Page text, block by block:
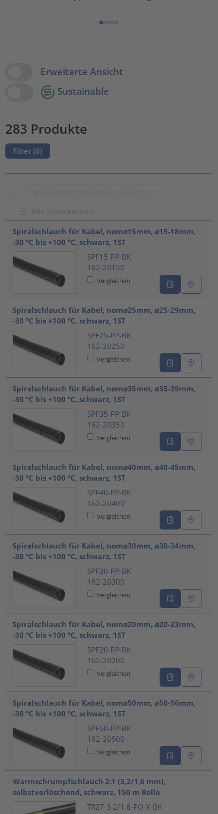
View OptionsErweiterte Ansicht
Sustainable
283 Produkte
Filter (0)
Spiralschlauch für Kabel, nom⌀15mm, ⌀15-18mm,
-30 °C bis +100 °C, schwarz, 1ST
SPF15-PP-BK
162-20150
Vergleichen
Spiralschlauch für Kabel, nom⌀25mm, ⌀25-29mm,
-30 °C bis +100 °C, schwarz, 1ST
SPF25-PP-BK
162-20250
Vergleichen
Spiralschlauch für Kabel, nom⌀35mm, ⌀35-39mm,
-30 °C bis +100 °C, schwarz, 1ST
SPF35-PP-BK
162-20350
Vergleichen
Spiralschlauch für Kabel, nom⌀40mm, ⌀40-45mm,
-30 °C bis +100 °C, schwarz, 1ST
SPF40-PP-BK
162-20400
Vergleichen
Spiralschlauch für Kabel, nom⌀30mm, ⌀30-34mm,
-30 °C bis +100 °C, schwarz, 1ST
SPF30-PP-BK
162-20300
Vergleichen
Spiralschlauch für Kabel, nom⌀20mm, ⌀20-23mm,
-30 °C bis +100 °C, schwarz, 1ST
SPF20-PP-BK
162-20200
Vergleichen
Spiralschlauch für Kabel, nom⌀50mm, ⌀50-56mm,
-30 °C bis +100 °C, schwarz, 1ST
SPF50-PP-BK
162-20500
Vergleichen
Warmschrumpfschlauch 2:1 (3,2/1,6 mm),
selbstverlöschend, schwarz, 150 m Rolle
TR27-3.2/1.6-PO-X-BK